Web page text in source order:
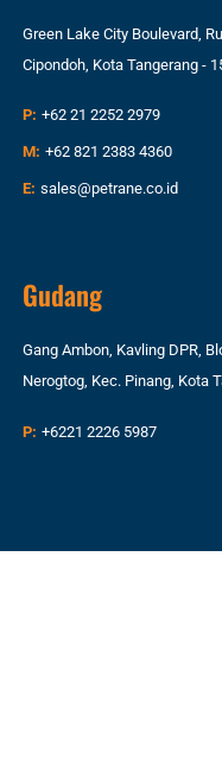
Green Lake City Boulevard,
Cipondoh, Kota Tangerang -
P: +62 21 2252 2979
M: +62 821 2383 4360
E: sales@petrane.co.id
Gudang
Gang Ambon, Kavling DPR,
Nerogtog, Kec. Pinang, Kota
P: +6221 2226 5987